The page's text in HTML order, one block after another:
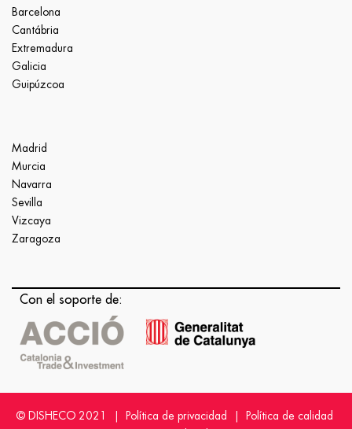
Barcelona
Cantábria
Extremadura
Galicia
Guipúzcoa
Madrid
Murcia
Navarra
Sevilla
Vizcaya
Zaragoza
Con el soporte de:
© DISHECO 2021 | Política de privacidad
Política de calidad